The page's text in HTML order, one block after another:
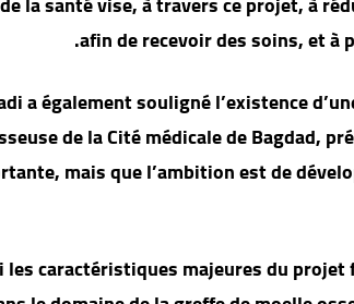
afin de recevoir des soins, et à
a également souligné l’existence
de la Cité médicale de Bagdad,
mais que l’ambition est de
les caractéristiques majeures du